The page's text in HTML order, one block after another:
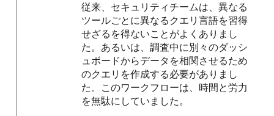
従来、セキュリティチームは、異なる
ツールごとに異なるクエリ言語を習得
せざるを得ないことがよくありまし
た。あるいは、調査中に別々のダッシ
ュボードからデータを相関させるため
のクエリを作成する必要がありまし
た。このワークフローは、時間と労力
を無駄にしていました。